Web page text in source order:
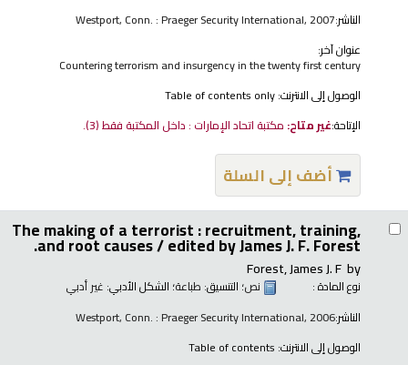
الناشر:Westport, Conn. : Praeger Security International, 2007
عنوان آخر:
Countering terrorism and insurgency in the twenty first century
الوصول إلى الانترنت:Table of contents only
الإتاحة:غير متاح: مكتبة اتحاد الإمارات : داخل المكتبة فقط(3).
أضف إلى السلة
The making of a terrorist : recruitment, training,
and root causes /edited by James J. F. Forest.
by
Forest, James J. F
نوع المادة : نص؛ التنسيق: طباعة؛ الشكل الأدبي: غير أدبي
الناشر:Westport, Conn. : Praeger Security International, 2006
الوصول إلى الانترنت: Table of contents